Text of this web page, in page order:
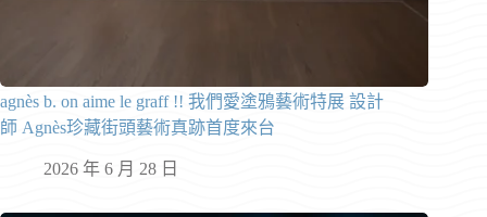
agnès b. on aime le graff !! 我們愛塗鴉藝術特展 設計
師 Agnès珍藏街頭藝術真跡首度來台
2026 年 6 月 28 日